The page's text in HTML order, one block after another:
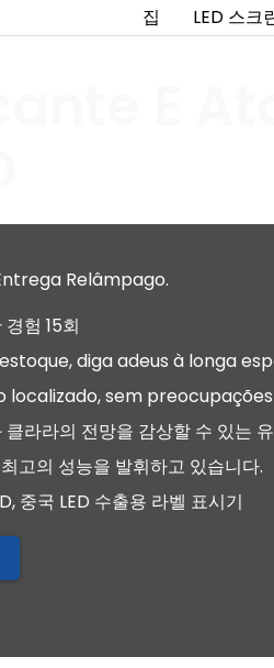
집 LED 스크
Relâmpago.
험 15회
diga adeus à longa
localizado, sem
클라라의 전망을 감상할 수 있는
고의 성능을 발휘하고 있습니다.
중국 LED 수출용 라벨 표시기